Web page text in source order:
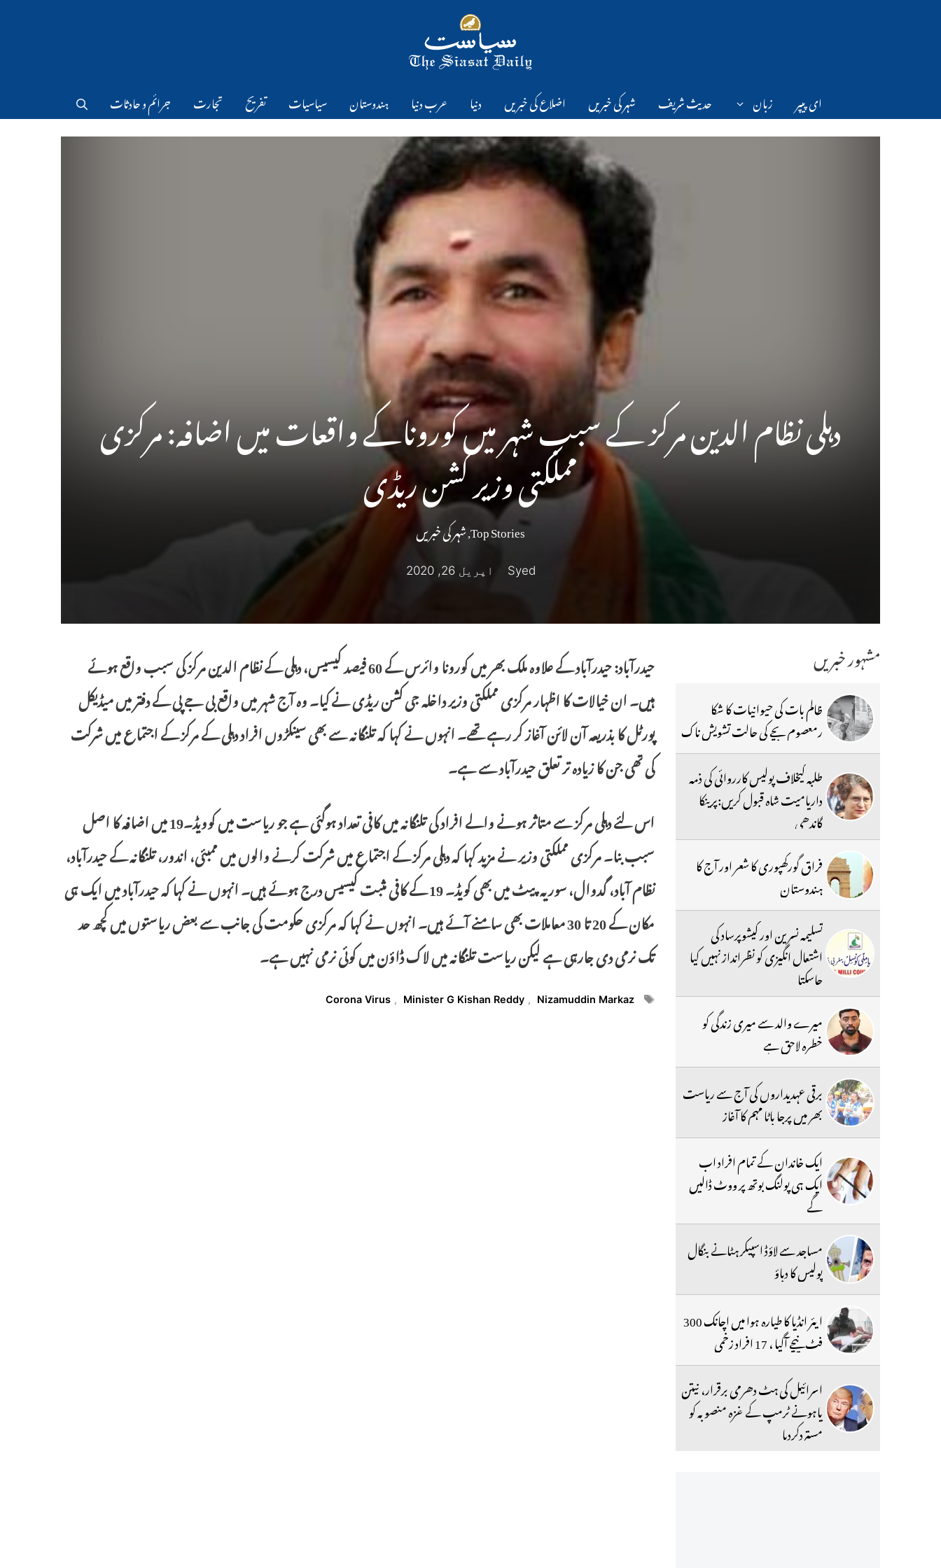
ای پیپر زبان حدیث شریف شہر کی خبریں اضلاع کی خبریں دنیا عرب دنیا ہندوستان سیاسیات تفریح تجارت جرائم و حادثات
دہلی نظام الدین مرکز کے سبب شہر میں کوروناکے واقعات میں اضافہ: مرکزی
مملکتی وزیر کشن ریڈی
Top Stories
,شہر کی خبریں
Syed اپریل 26, 2020
حیدرآباد: حیدرآباد کے علاوہ ملک بھر میں کورونا وائرس کے 60 فیصد کیسیس، دہلی کے نظام الدین مرکز کی سبب واقع ہوئے
ہیں۔ ان خیالات کا اظہار مرکزی مملکتی وزیر داخلہ جی کشن ریڈی نے کیا۔ وہ آج شہر میں واقع بی جے پی کے دفتر میں میڈیکل
پورٹل کا بذریعہ آن لائن آغاز کر رہے تھے۔ انہوں نے کہا کہ تلنگانہ سے بھی سینکڑوں افراد دہلی کے مرکز کے اجتماع میں شرکت
کی تھی جن کا زیادہ تر تعلق حیدرآباد سے ہے۔
اس لئے دہلی مرکز سے متاثر ہونے والے افراد کی تلنگانہ میں کافی تعداد ہوگئی ہے جو ریاست میں کوویڈ۔19 میں اضافہ کا اصل
سبب بنا۔ مرکزی مملکتی وزیر نے مزید کہا کہ دہلی مرکز کے اجتماع میں شرکت کرنے والوں میں ممبئی، اندور، تلنگانہ کے حیدرآباد،
نظام آباد، گدوال، سوریہ پیٹ میں بھی کویڈ۔ 19 کے کافی مثبت کیسیس درج ہوئے ہیں۔ انہوں نے کہا کہ حیدرآباد میں ایک ہی
مکان کے 20 تا 30 معاملات بھی سامنے آئے ہیں۔ انہوں نے کہا کہ مرکزی حکومت کی جانب سے بعض ریاستوں میں کچھ حد
تک نرمی دی جارہی ہے لیکن ریاست تلنگانہ میں لاک ڈاؤن میں کوئی نرمی نہیں ہے۔
Tags
Corona Virus , Minister G Kishan Reddy , Nizamuddin Markaz
مشہور خبریں
ظالم بات کی حیوانیات کا شکا
رمعصوم بچے کی حالت تشویش ناک
طلبہ کیخلاف پولیس کارروائی کی ذمہ
داریامیت شاہ قبول کریں:پرینکا
گاندھی
فراق گورکھپوری کا شعر اور آج کا
ہندوستان
تسلیمہ نسرین اور کیشوپرساد کی
اشتعال انگیزی کو نظرانداز نہیں کیا
جاسکتا
میرے والد سے میری زندگی کو
خطرہ لاحق ہے
برقی عہدیداروں کی آج سے ریاست
بھر میں پرجا باٹا مہم کا آغاز
ایک خاندان کے تمام افراد اب
ایک ہی پولنگ بوتھ پر ووٹ ڈالیں
گے
مساجد سے لاؤڈ اسپیکر ہٹانے بنگال
پولیس کا دباؤ
ایئر انڈیا کا طیارہ ہوا میں اچانک 300
فٹ نیچے آگیا ، 17 افراد زخمی
اسرائیل کی ہٹ دھرمی برقرار، نیتن
یاہونے ٹرمپ کے غزہ منصوبہ کو
مستردکردیا